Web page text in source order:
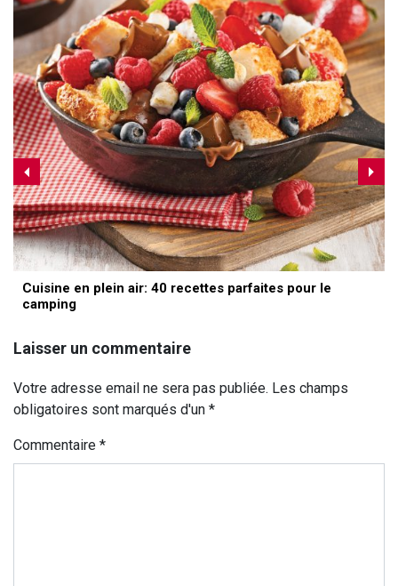
Cuisine en plein air: 40 recettes parfaites pour le
camping
Laisser un commentaire
Votre adresse email ne sera pas publiée. Les champs
obligatoires sont marqués d'un *
Commentaire *